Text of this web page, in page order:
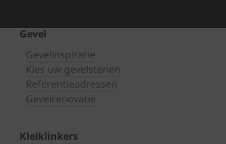
Gevel
Gevelinspiratie
Kies uw gevelstenen
Referentieadressen
Gevelrenovatie
Kleiklinkers